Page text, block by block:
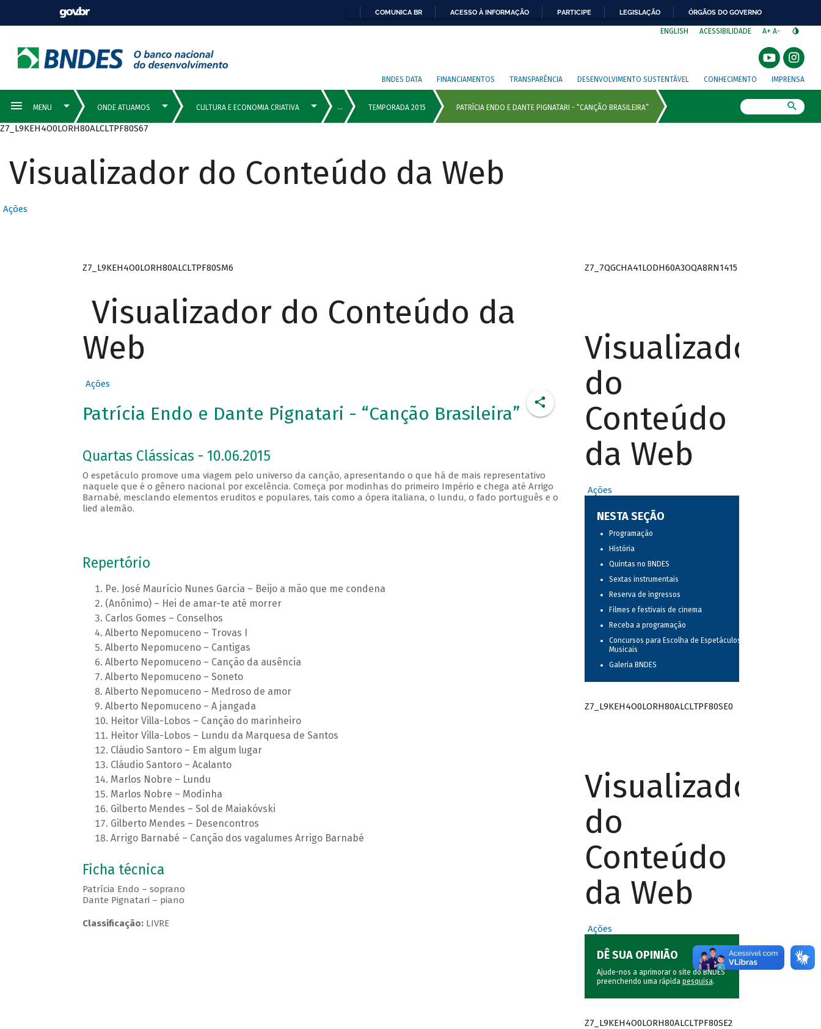
COMUNICA BR ACESSO À INFORMAÇÃO PARTICIPE LEGISLAÇÃO ÓRGÃOS DO GOVERNO
ENGLISH ACESSIBILIDADE A+ A-
BNDES DATA FINANCIAMENTOS TRANSPARÊNCIA DESENVOLVIMENTO SUSTENTÁVEL CONHECIMENTO IMPRENSA
Z7_L9KEH4O0LORH80ALCLTPF80S67
Visualizador do Conteúdo da Web
Ações
Z7_L9KEH4O0LORH80ALCLTPF80SM6
Visualizador do Conteúdo da
Web
Ações
Patrícia Endo e Dante Pignatari - “Canção Brasileira”
Quartas Clássicas - 10.06.2015
O espetáculo promove uma viagem pelo universo da canção, apresentando o que há de mais representativo
naquele que é o gênero nacional por excelência. Começa por modinhas do primeiro Império e chega até Arrigo
Barnabé, mesclando elementos eruditos e populares, tais como a ópera italiana, o lundu, o fado português e o
lied alemão.
Repertório
Pe. José Maurício Nunes Garcia – Beijo a mão que me condena
(Anônimo) – Hei de amar-te até morrer
Carlos Gomes – Conselhos
Alberto Nepomuceno – Trovas I
Alberto Nepomuceno – Cantigas
Alberto Nepomuceno – Canção da ausência
Alberto Nepomuceno – Soneto
Alberto Nepomuceno – Medroso de amor
Alberto Nepomuceno – A jangada
Heitor Villa-Lobos – Canção do marinheiro
Heitor Villa-Lobos – Lundu da Marquesa de Santos
Cláudio Santoro – Em algum lugar
Cláudio Santoro – Acalanto
Marlos Nobre – Lundu
Marlos Nobre – Modinha
Gilberto Mendes – Sol de Maiakóvski
Gilberto Mendes – Desencontros
Arrigo Barnabé – Canção dos vagalumes Arrigo Barnabé
Ficha técnica
Patrícia Endo – soprano
Dante Pignatari – piano
Classificação:LIVRE
Z7_7QGCHA41LODH60A3OQA8RN1415
Visualizador
do
Conteúdo
da Web
Ações
NESTA SEÇÃO
Programação
História
Quintas no BNDES
Sextas instrumentais
Reserva de ingressos
Filmes e festivais de cinema
Receba a programação
Concursos para Escolha de Espetáculos
Musicais
Galeria BNDES
Z7_L9KEH4O0LORH80ALCLTPF80SE0
Visualizador
do
Conteúdo
da Web
Ações
DÊ SUA OPINIÃO
Ajude-nos a aprimorar o site do BNDES
preenchendo uma rápida pesquisa.
Z7_L9KEH4O0LORH80ALCLTPF80SE2